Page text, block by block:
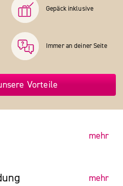
Gepäck inklusive
Immer an deiner Seite
Vorteile
mehr
mehr